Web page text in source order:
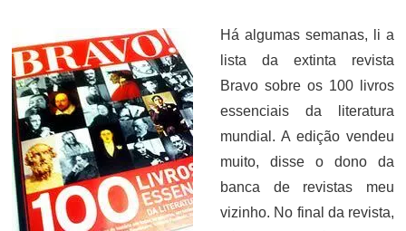
Há algumas semanas, li a
lista da extinta revista
Bravo sobre os 100 livros
essenciais da literatura
mundial. A edição vendeu
muito, disse o dono da
banca de revistas meu
vizinho. No final da revista,